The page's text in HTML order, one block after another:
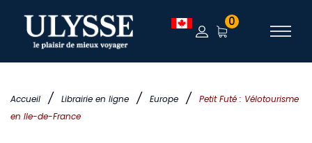
Accueil / Librairie en ligne / Europe /
Petit Futé : Vélotourisme
en Ile-de-France
0